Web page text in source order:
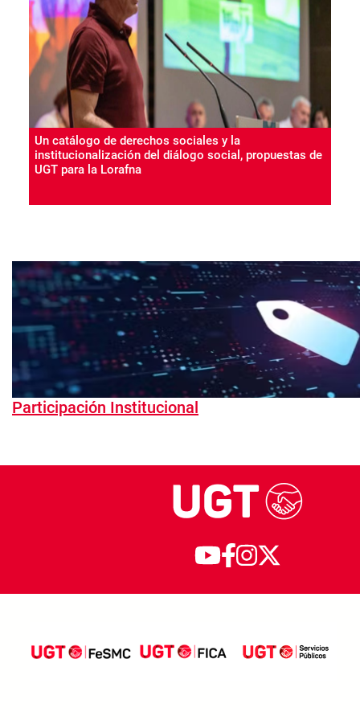
Un catálogo de derechos sociales y la
institucionalización del diálogo social, propuestas de
UGT para la Lorafna
Participación Institucional